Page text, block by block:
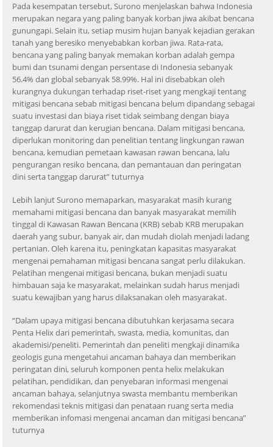
Pada kesempatan tersebut, Surono menjelaskan bahwa Indonesia
merupakan negara yang paling banyak korban jiwa akibat bencana
gunungapi. Selain itu, setiap musim hujan banyak kejadian gerakan
tanah yang beresiko menyebabkan korban jiwa. Rata-rata,
bencana yang paling banyak memakan korban adalah gempa
bumi dan tsunami dengan persentase di Indonesia sebanyak
56.4% dan global sebanyak 58.99%. Hal ini disebabkan oleh
kurangnya dukungan terhadap riset-riset yang mengkaji tentang
mitigasi bencana sebab mitigasi bencana belum dipandang sebagai
suatu investasi dan biaya riset tidak seimbang dengan biaya
tanggap darurat dan kerugian bencana. Dalam mitigasi bencana,
diperlukan monitoring dan penelitian tentang lingkungan rawan
bencana, kemudian pemetaan kawasan rawan bencana, lalu
pengurangan resiko bencana, dan pemantauan dan peringatan
dini serta tanggap darurat” tuturnya
Lebih lanjut Surono memaparkan, masyarakat masih kurang
memahami mitigasi bencana dan banyak masyarakat memilih
tinggal di Kawasan Rawan Bencana (KRB) sebab KRB merupakan
daerah yang subur, banyak air, dan mudah diolah menjadi ladang
pertanian. Oleh karena itu, peningkatan kapasitas masyarakat
mengenai pemahaman mitigasi bencana sangat perlu dilakukan.
Pelatihan mengenai mitigasi bencana, bukan menjadi suatu
himbauan saja ke masyarakat, melainkan sudah harus menjadi
suatu kewajiban yang harus dilaksanakan oleh masyarakat.
“Dalam upaya mitigasi bencana dibutuhkan kerjasama secara
Penta Helix dari pemerintah, swasta, media, komunitas, dan
akademisi/peneliti. Pemerintah dan peneliti mengkaji dinamika
geologis guna mengetahui ancaman bahaya dan memberikan
peringatan dini, seluruh komponen penta helix melakukan
pelatihan, pendidikan, dan penyebaran informasi mengenai
ancaman bahaya, selanjutnya swasta membantu memberikan
rekomendasi teknis mitigasi dan penataan ruang serta media
memberikan infomasi mengenai ancaman dan mitigasi bencana”
tuturnya